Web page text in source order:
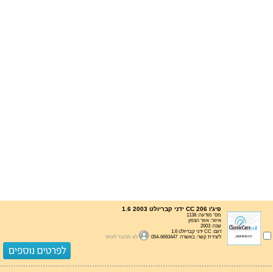
פיג'ו 206 CC ידני קבריולט 1.6 2003
מס' מודעה: 1138
איזור: אזור הצפון
שנה: 2003
דגם: CC ידני קבריולט 1.6
ליצירת קשר: באשרה 054-6693447
לא מחובר לאתר